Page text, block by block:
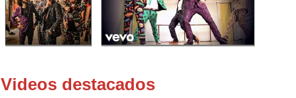
Videos destacados